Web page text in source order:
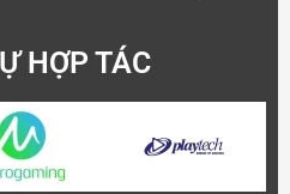
HỢP TÁC